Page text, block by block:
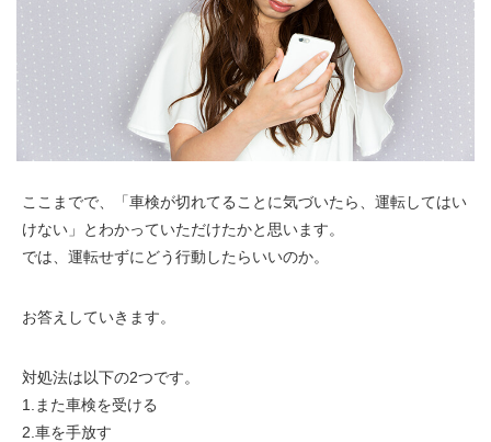
ここまでで、「車検が切れてることに気づいたら、運転してはい
けない」とわかっていただけたかと思います。
では、運転せずに どう行動したらいいのか。
お答えしていきます。
対処法は以下の2つです。
1.また車検を受ける
2.車を手放す